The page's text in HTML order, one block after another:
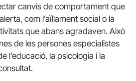
canvis de comportament que
com l’aïllament social o la
que abans agradaven. Això
de les persones especialistes
l’educació, la psicologia i la